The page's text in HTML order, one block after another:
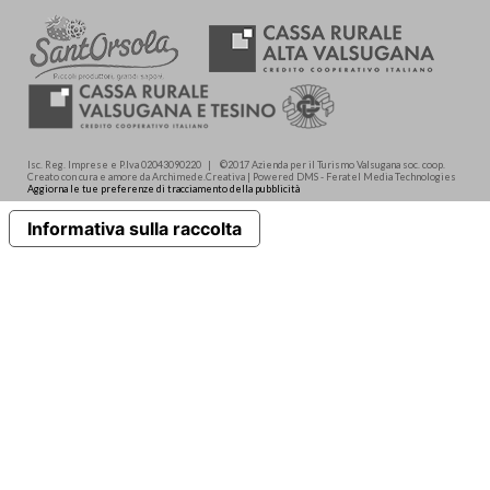
Isc. Reg. Imprese e P.Iva 02043090220 | ©2017 Azienda per il Turismo Valsugana soc. coop.
Creato con cura e amore da Archimede.Creativa | Powered DMS - Feratel Media Technologies
Aggiorna le tue preferenze di tracciamento della pubblicità
Informativa sulla raccolta